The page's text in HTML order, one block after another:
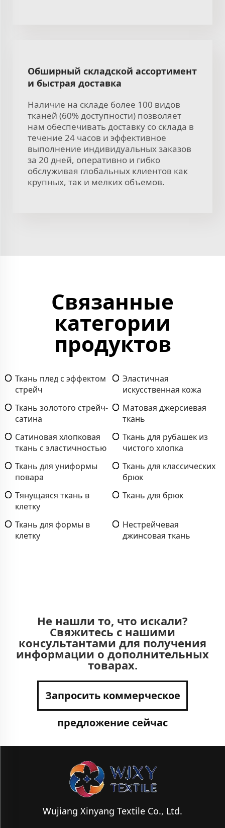
Обширный складской ассортимент
и быстрая доставка
Наличие на складе более 100 видов
тканей (60% доступности) позволяет
нам обеспечивать доставку со склада в
течение 24 часов и эффективное
выполнение индивидуальных заказов
за 20 дней, оперативно и гибко
обслуживая глобальных клиентов как
крупных, так и мелких объемов.
Связанные
категории
продуктов
Ткань плед с эффектом
стрейч
Эластичная
искусственная кожа
Ткань золотого стрейч-
сатина
Матовая джерсиевая
ткань
Сатиновая хлопковая
ткань с эластичностью
Ткань для рубашек из
чистого хлопка
Ткань для униформы
повара
Ткань для классических
брюк
Тянущаяся ткань в
клетку
Ткань для брюк
Ткань для формы в
клетку
Нестрейчевая
джинсовая ткань
Не нашли то, что искали?
Свяжитесь с нашими
консультантами для получения
информации о дополнительных
товарах.
Запросить коммерческое
предложение сейчас
Wujiang Xinyang Textile Co., Ltd.